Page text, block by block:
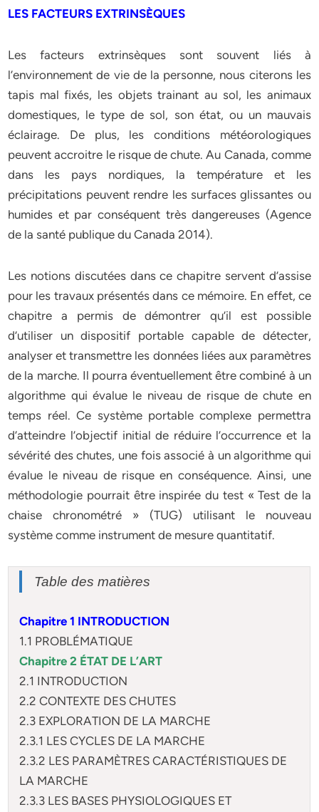
LES FACTEURS EXTRINSÈQUES
Les facteurs extrinsèques sont souvent liés à
l’environnement de vie de la personne, nous citerons les
tapis mal fixés, les objets trainant au sol, les animaux
domestiques, le type de sol, son état, ou un mauvais
éclairage. De plus, les conditions météorologiques
peuvent accroitre le risque de chute. Au Canada, comme
dans les pays nordiques, la température et les
précipitations peuvent rendre les surfaces glissantes ou
humides et par conséquent très dangereuses (Agence
de la santé publique du Canada 2014).
Les notions discutées dans ce chapitre servent d’assise
pour les travaux présentés dans ce mémoire. En effet, ce
chapitre a permis de démontrer qu’il est possible
d’utiliser un dispositif portable capable de détecter,
analyser et transmettre les données liées aux paramètres
de la marche. Il pourra éventuellement être combiné à un
algorithme qui évalue le niveau de risque de chute en
temps réel. Ce système portable complexe permettra
d’atteindre l’objectif initial de réduire l’occurrence et la
sévérité des chutes, une fois associé à un algorithme qui
évalue le niveau de risque en conséquence. Ainsi, une
méthodologie pourrait être inspirée du test « Test de la
chaise chronométré » (TUG) utilisant le nouveau
système comme instrument de mesure quantitatif.
Table des matières
Chapitre 1 INTRODUCTION
1.1 PROBLÉMATIQUE
Chapitre 2 ÉTAT DE L’ART
2.1 INTRODUCTION
2.2 CONTEXTE DES CHUTES
2.3 EXPLORATION DE LA MARCHE
2.3.1 LES CYCLES DE LA MARCHE
2.3.2 LES PARAMÈTRES CARACTÉRISTIQUES DE
LA MARCHE
2.3.3 LES BASES PHYSIOLOGIQUES ET